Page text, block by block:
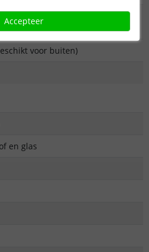
voor buiten)
en glas
Accepteer